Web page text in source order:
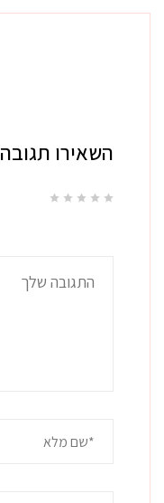
השאירו תגובה